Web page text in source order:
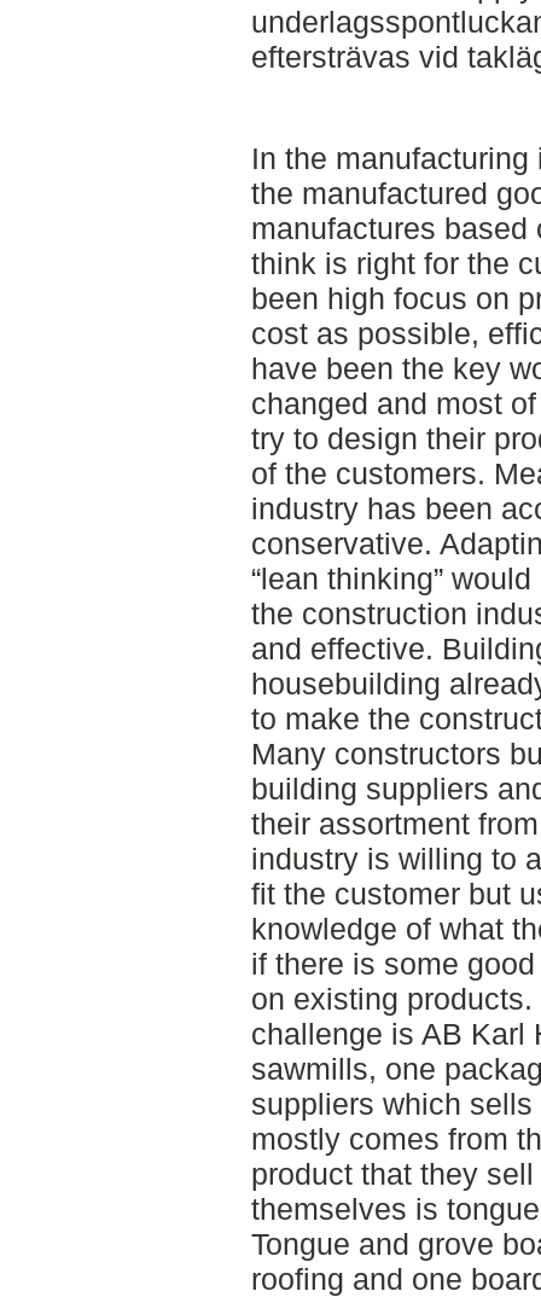
eftersträvas vid
In the
the manufactured
manufactures based
think is right for the
been high focus on
cost as possible,
have been the key
changed and most
try to design their
of the customers.
industry has been
conservative.
“lean thinking”
the construction
and effective.
housebuilding
to make the
Many constructors
building suppliers
their assortment
industry is willing to
fit the customer but
knowledge of what
if there is some
on existing
challenge is AB Karl
sawmills, one
suppliers which
mostly comes from
product that they
themselves is
Tongue and grove
roofing and one